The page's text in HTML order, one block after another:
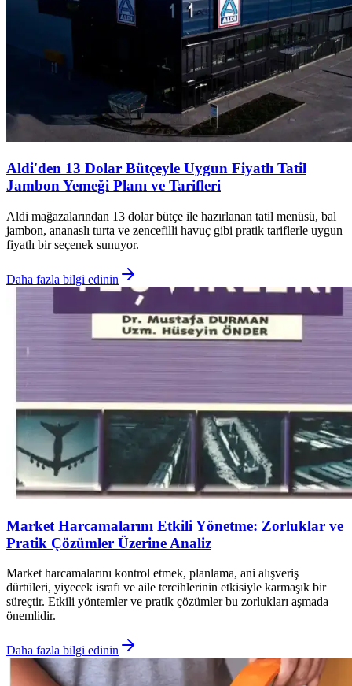
Aldi'den 13 Dolar Bütçeyle Uygun Fiyatlı Tatil
Jambon Yemeği Planı ve Tarifleri
Aldi mağazalarından 13 dolar bütçe ile hazırlanan tatil menüsü, bal
jambon, ananaslı turta ve zencefilli havuç gibi pratik tariflerle uygun
fiyatlı bir seçenek sunuyor.
Daha fazla bilgi edinin
Market Harcamalarını Etkili Yönetme: Zorluklar ve
Pratik Çözümler Üzerine Analiz
Market harcamalarını kontrol etmek, planlama, ani alışveriş
dürtüleri, yiyecek israfı ve aile tercihlerinin etkisiyle karmaşık bir
süreçtir. Etkili yöntemler ve pratik çözümler bu zorlukları aşmada
önemlidir.
Daha fazla bilgi edinin